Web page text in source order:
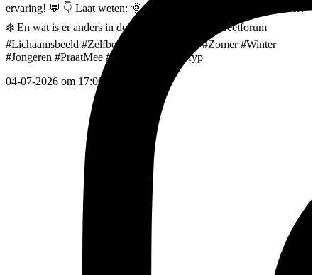
ervaring! 💬 👇 Laat weten: 🌞 Wat merk jij aan jezelf in de zomer?
❄️ En wat is er anders in de winter?
#Streetforum
#Lichaamsbeeld #Zelfbeeld #Zomer #Winter
#Jongeren #PraatMee #VoorJouPagina
#fyp
04-07-2026 om 17:00